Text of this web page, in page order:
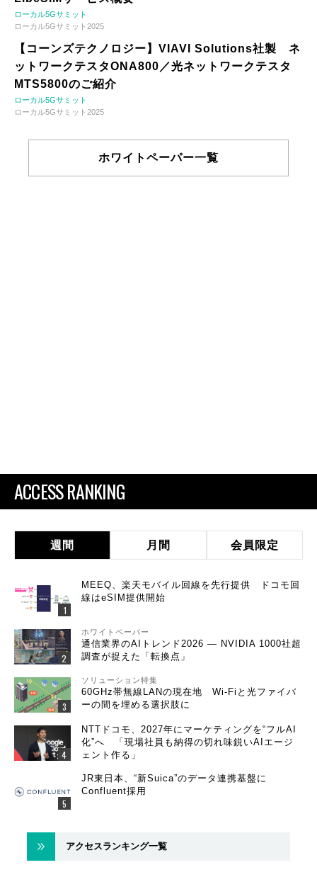
ローカル5Gサミット
ローカル5Gサミット2025
【コーンズテクノロジー】VIAVI Solutions社製 ネ
ットワークテスタONA800／光ネットワークテスタ
MTS5800のご紹介
ローカル5Gサミット
ローカル5Gサミット2025
ホワイトペーパー一覧
ACCESS RANKING
週間 月間 会員限定
MEEQ、楽天モバイル回線を先行提供 ドコモ回
線はeSIM提供開始
ホワイトペーパー
通信業界のAIトレンド2026 ― NVIDIA 1000社超
調査が捉えた「転換点」
ソリューション特集
60GHz帯無線LANの現在地 Wi-Fiと光ファイバ
ーの間を埋める選択肢に
NTTドコモ、2027年にマーケティングを“フルAI
化”へ 「現場社員も納得の切れ味鋭いAIエージ
ェント作る」
JR東日本、“新Suica”のデータ連携基盤に
Confluent採用
アクセスランキング一覧